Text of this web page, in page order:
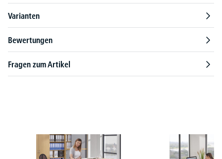
Varianten
Bewertungen
Fragen zum Artikel